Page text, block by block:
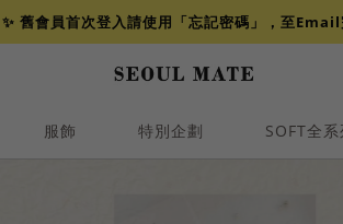
舊會員首次登入請使用「忘記密碼」，至Email
服飾 特別企劃 SOFT全系